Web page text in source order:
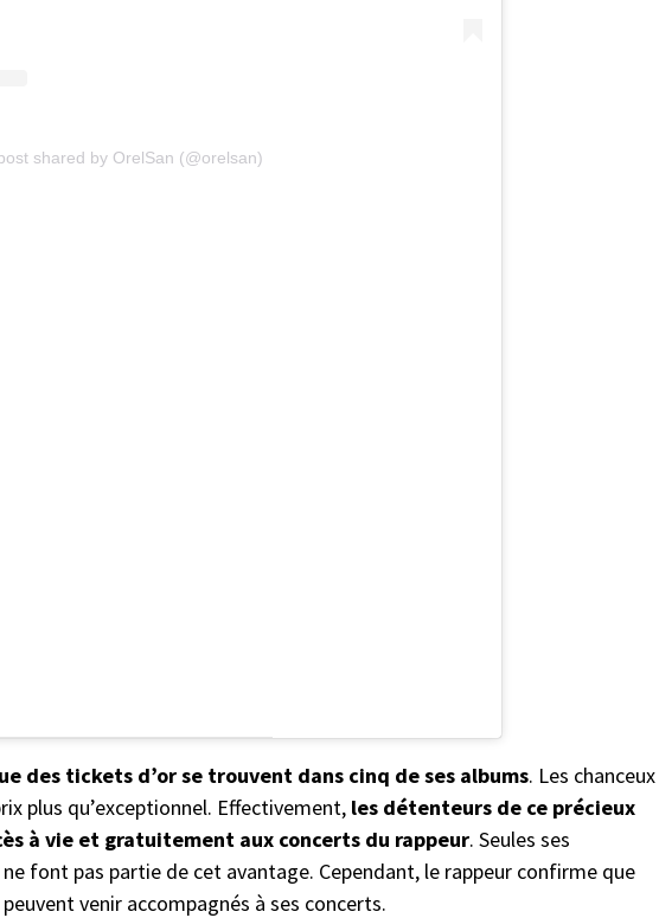
shared by OrelSan (@orelsan)
des tickets d’or se trouvent dans cinq de ses albums. Les chanceux
plus qu’exceptionnel. Effectivement, les détenteurs de ce précieux
à vie et gratuitement aux concerts du rappeur. Seules ses
font pas partie de cet avantage. Cependant, le rappeur confirme que
venir accompagnés à ses concerts.